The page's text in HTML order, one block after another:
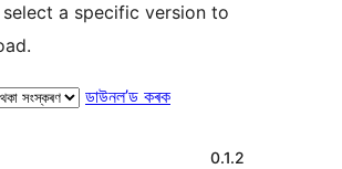
select a specific version to
ডাউনল’ড কৰক
0.1.2